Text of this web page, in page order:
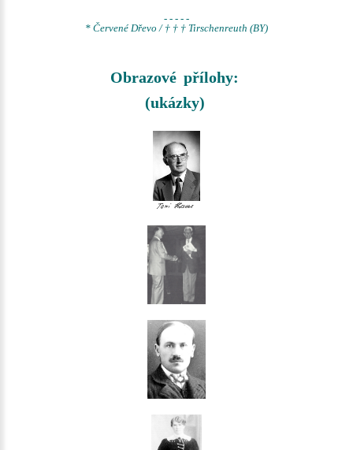
- - - - -
* Červené Dřevo / † † † Tirschenreuth (BY)
Obrazové přílohy:
(ukázky)